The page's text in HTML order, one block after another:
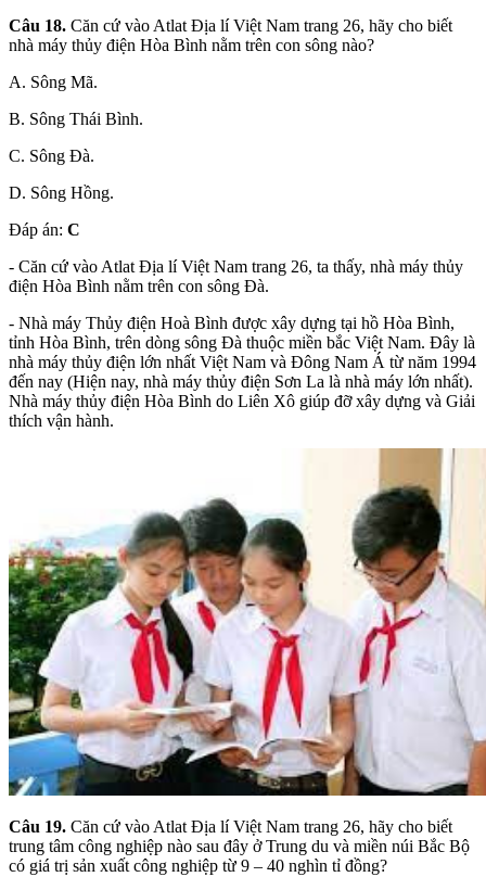
Câu 18. Căn cứ vào Atlat Địa lí Việt Nam trang 26, hãy cho biết
nhà máy thủy điện Hòa Bình nằm trên con sông nào?
A. Sông Mã.
B. Sông Thái Bình.
C. Sông Đà.
D. Sông Hồng.
Đáp án: C
- Căn cứ vào Atlat Địa lí Việt Nam trang 26, ta thấy, nhà máy thủy
điện Hòa Bình nằm trên con sông Đà.
- Nhà máy Thủy điện Hoà Bình được xây dựng tại hồ Hòa Bình,
tỉnh Hòa Bình, trên dòng sông Đà thuộc miền bắc Việt Nam. Đây là
nhà máy thủy điện lớn nhất Việt Nam và Đông Nam Á từ năm 1994
đến nay (Hiện nay, nhà máy thủy điện Sơn La là nhà máy lớn nhất).
Nhà máy thủy điện Hòa Bình do Liên Xô giúp đỡ xây dựng và Giải
thích vận hành.
Câu 19. Căn cứ vào Atlat Địa lí Việt Nam trang 26, hãy cho biết
trung tâm công nghiệp nào sau đây ở Trung du và miền núi Bắc Bộ
có giá trị sản xuất công nghiệp từ 9 – 40 nghìn tỉ đồng?